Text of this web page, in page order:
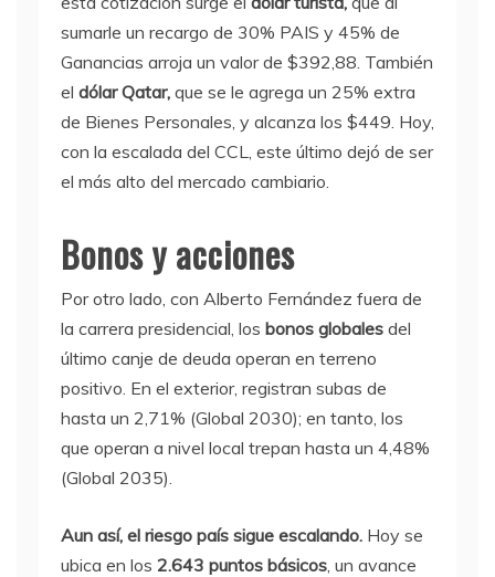
sumarle un recargo de 30% PAIS y 45% de
Ganancias arroja un valor de $392,88. También
el dólar Qatar, que se le agrega un 25% extra
de Bienes Personales, y alcanza los $449. Hoy,
con la escalada del CCL, este último dejó de ser
el más alto del mercado cambiario.
Bonos y acciones
Por otro lado, con Alberto Fernández fuera de
la carrera presidencial, los bonos globales del
último canje de deuda operan en terreno
positivo. En el exterior, registran subas de
hasta un 2,71% (Global 2030); en tanto, los
que operan a nivel local trepan hasta un 4,48%
(Global 2035).
Aun así, el riesgo país sigue escalando. Hoy se
ubica en los 2.643 puntos básicos, un avance